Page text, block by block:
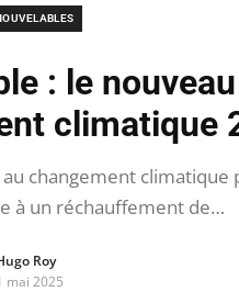
: le
climatique
au changement
à un réchauffement de…
Roy
mai 2025